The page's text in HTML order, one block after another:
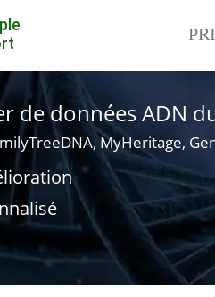
de données ADN
MyHeritage,